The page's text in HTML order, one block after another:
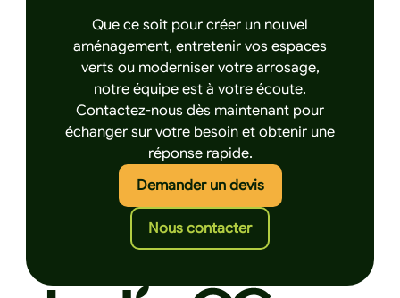
Que ce soit pour créer un nouvel
aménagement, entretenir vos espaces
verts ou moderniser votre arrosage,
notre équipe est à votre écoute.
Contactez-nous dès maintenant pour
échanger sur votre besoin et obtenir une
réponse rapide.
Demander un devisCliquez ici pour
Nous contacterCliquez ici pour nous